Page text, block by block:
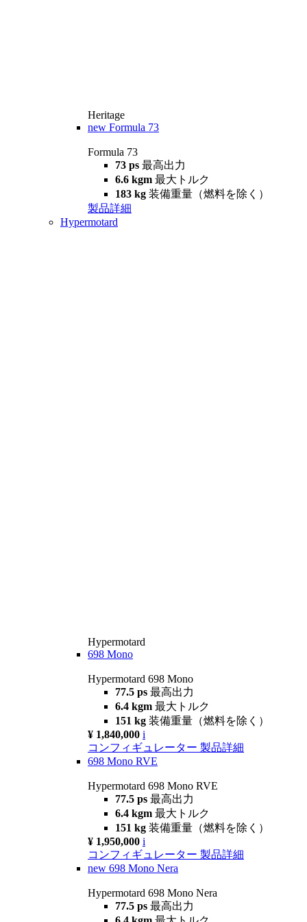
Heritage
new Formula 73
Formula 73
73 ps 最高出力
6.6 kgm 最大トルク
183 kg 装備重量（燃料を除く）
製品詳細
Hypermotard
Hypermotard
698 Mono
Hypermotard 698 Mono
77.5 ps 最高出力
6.4 kgm 最大トルク
151 kg 装備重量（燃料を除く）
¥ 1,840,000 i
コンフィギュレーター 製品詳細
698 Mono RVE
Hypermotard 698 Mono RVE
77.5 ps 最高出力
6.4 kgm 最大トルク
151 kg 装備重量（燃料を除く）
¥ 1,950,000 i
コンフィギュレーター 製品詳細
new 698 Mono Nera
Hypermotard 698 Mono Nera
77.5 ps 最高出力